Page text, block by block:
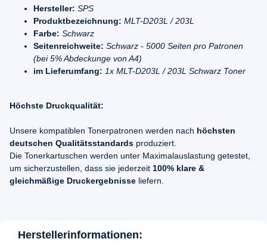
Hersteller: SPS
Produktbezeichnung: MLT-D203L / 203L
Farbe: Schwarz
Seitenreichweite: Schwarz - 5000 Seiten pro Patronen
(bei 5% Abdeckunge von A4)
im Lieferumfang: 1x MLT-D203L / 203L Schwarz Toner
Höchste Druckqualität:
Unsere kompatiblen Tonerpatronen werden nach höchsten
deutschen Qualitätsstandards produziert.
Die Tonerkartuschen werden unter Maximalauslastung getestet,
um sicherzustellen, dass sie jederzeit 100% klare &
gleichmäßige Druckergebnisse liefern.
Herstellerinformationen: